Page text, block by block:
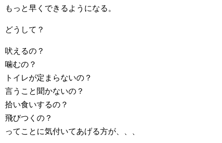
もっと早くできるようになる。
どうして？
吠えるの？
噛むの？
トイレが定まらないの？
言うこと聞かないの？
拾い食いするの？
飛びつくの？
ってことに気付いてあげる方が、、、